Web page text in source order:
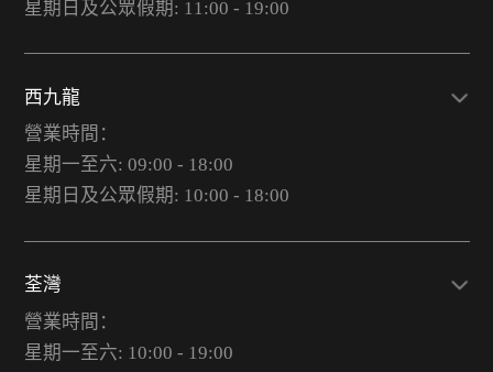
星期日及公眾假期: 11:00 - 19:00
西九龍
營業時間：
星期一至六: 09:00 - 18:00
星期日及公眾假期: 10:00 - 18:00
荃灣
營業時間：
星期一至六: 10:00 - 19:00